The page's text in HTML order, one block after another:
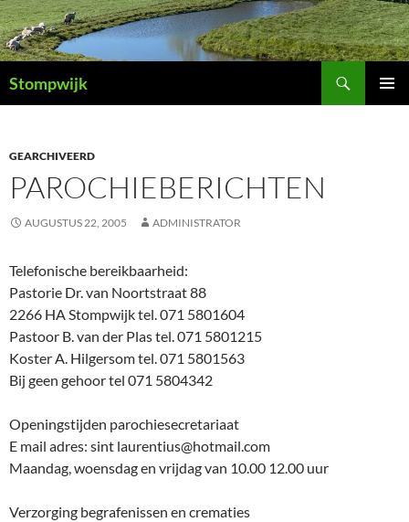
Ga
naar
de
inhoud
Stompwijk
GEARCHIVEERD
PAROCHIEBERICHTEN
AUGUSTUS 22, 2005 ADMINISTRATOR
Telefonische bereikbaarheid:
Pastorie Dr. van Noortstraat 88
2266 HA Stompwijk tel. 071 5801604
Pastoor B. van der Plas tel. 071 5801215
Koster A. Hilgersom tel. 071 5801563
Bij geen gehoor tel 071 5804342
Openingstijden parochiesecretariaat
E mail adres: sint laurentius@hotmail.com
Maandag, woensdag en vrijdag van 10.00 12.00 uur
Verzorging begrafenissen en crematies